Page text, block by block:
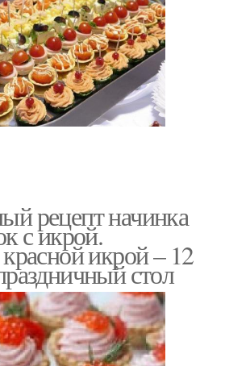
рецепт начинка
с икрой.
икрой – 12
стол